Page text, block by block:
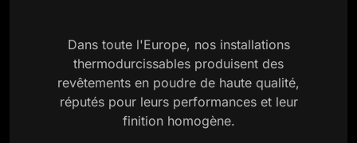
Dans toute l'Europe, nos installations
thermodurcissables produisent des
revêtements en poudre de haute qualité,
réputés pour leurs performances et leur
finition homogène.